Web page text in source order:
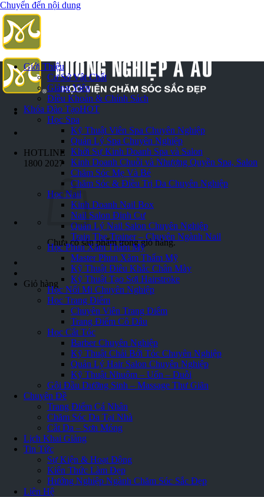
Chuyển đến nội dung
HOTLINE
1800 2027
Chưa có sản phẩm trong giỏ hàng.
Giỏ hàng
Giới Thiệu
Cơ Sở Vật Chất
Giảng Viên
Điều Khoản & Chính Sách
Khóa Đào TạoHOT
Học Spa
Kỹ Thuật Viên Spa Chuyên Nghiệp
Quản Lý Spa Chuyên Nghiệp
Khởi Sự Kinh Doanh Spa và Salon
Kinh Doanh Chuỗi và Nhượng Quyền Spa, Salon
Chăm Sóc Mẹ Và Bé
Chăm Sóc & Điều Trị Da Chuyên Nghiệp
Học Nail
Kinh Doanh Nail Box
Nail Salon Định Cư
Quản Lý Nail Salon Chuyên Nghiệp
Train The Trainer – Chuyên Ngành Nail
Học Phun Xăm Thẩm Mỹ
Master Phun Xăm Thẩm Mỹ
Kỹ Thuật Điêu Khắc Chân Mày
Kỹ Thuật Tạo Sợi Hairstroke
Học Nối Mi Chuyên Nghiệp
Học Trang Điểm
Chuyên Viên Trang Điểm
Trang Điểm Cô Dâu
Học Cắt Tóc
Barber Chuyên Nghiệp
Kỹ Thuật Chải Bới Tóc Chuyên Nghiệp
Quản Lý Hair Salon Chuyên Nghiệp
Kỹ Thuật Nhuộm – Uốn – Duỗi
Gội Đầu Dưỡng Sinh – Massage Thư Giãn
Chuyên Đề
Trang Điểm Cá Nhân
Chăm Sóc Da Tại Nhà
Cắt Da – Sơn Móng
Lịch Khai Giảng
Tin Tức
Sự Kiện & Hoạt Động
Kiến Thức Làm Đẹp
Hướng Nghiệp Ngành Chăm Sóc Sắc Đẹp
Liên Hệ